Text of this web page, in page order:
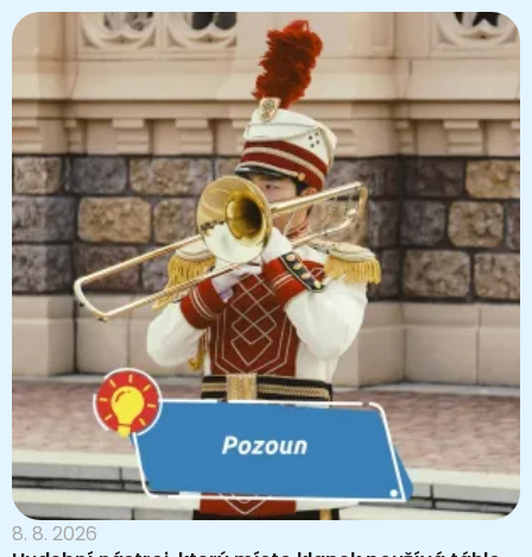
8. 8. 2026